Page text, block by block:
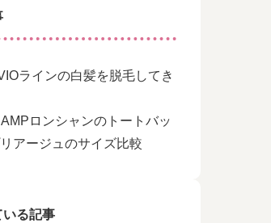
ラインの白髪を脱毛してき
ロンシャンのトートバッ
アージュのサイズ比較
いる記事